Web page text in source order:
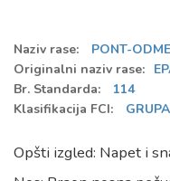
Naziv rase:
PONT-
Originalni naziv rase:
Br. Standarda:
114
Klasifikacija FCI:
Opšti izgled: Napet i